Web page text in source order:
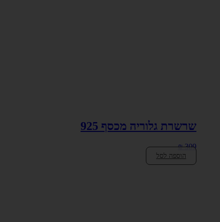
שרשרת גלוריה מכסף 925
₪309
הוספה לסל